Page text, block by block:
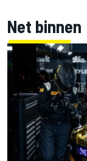
Net binnen